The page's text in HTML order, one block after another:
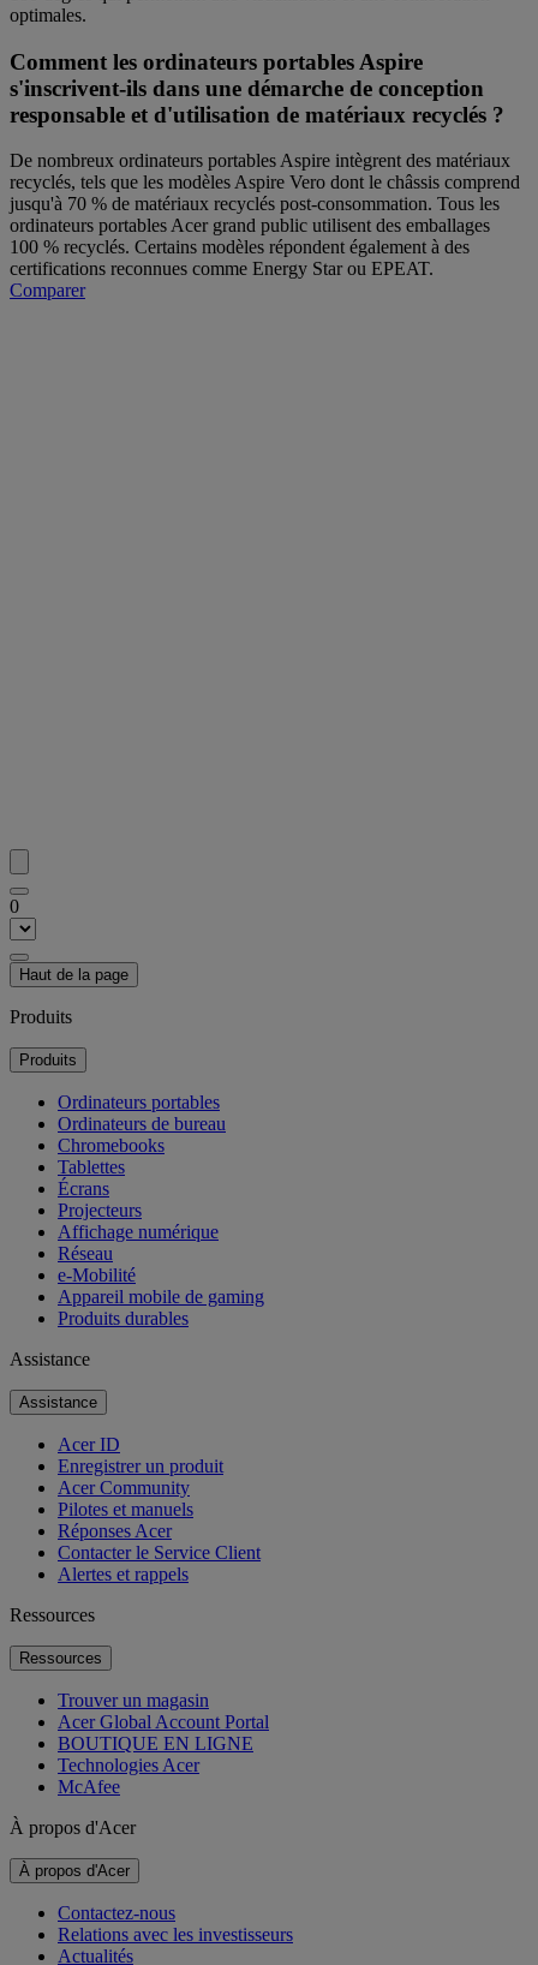
optimales.
Comment les ordinateurs portables Aspire
s'inscrivent-ils dans une démarche de conception
responsable et d'utilisation de matériaux recyclés ?
De nombreux ordinateurs portables Aspire intègrent des matériaux
recyclés, tels que les modèles Aspire Vero dont le châssis comprend
jusqu'à 70 % de matériaux recyclés post-consommation. Tous les
ordinateurs portables Acer grand public utilisent des emballages
100 % recyclés. Certains modèles répondent également à des
certifications reconnues comme Energy Star ou EPEAT.
Comparer
0
Haut de la page
Produits
Produits
Ordinateurs portables
Ordinateurs de bureau
Chromebooks
Tablettes
Écrans
Projecteurs
Affichage numérique
Réseau
e-Mobilité
Appareil mobile de gaming
Produits durables
Assistance
Assistance
Acer ID
Enregistrer un produit
Acer Community
Pilotes et manuels
Réponses Acer
Contacter le Service Client
Alertes et rappels
Ressources
Ressources
Trouver un magasin
Acer Global Account Portal
BOUTIQUE EN LIGNE
Technologies Acer
McAfee
À propos d'Acer
À propos d'Acer
Contactez-nous
Relations avec les investisseurs
Actualités